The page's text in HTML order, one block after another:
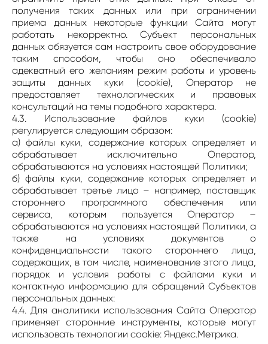
получения таких данных или при ограничении
приема данных некоторые функции Сайта могут
работать некорректно. Субъект персональных
данных обязуется сам настроить свое оборудование
таким способом, чтобы оно обеспечивало
адекватный его желаниям режим работы и уровень
защиты данных куки (cookie), Оператор не
предоставляет технологических и правовых
консультаций на темы подобного характера.
4.3. Использование файлов куки (cookie)
регулируется следующим образом:
а) файлы куки, содержание которых определяет и
обрабатывает исключительно Оператор,
обрабатываются на условиях настоящей Политики;
б) файлы куки, содержание которых определяет и
обрабатывает третье лицо – например, поставщик
стороннего программного обеспечения или
сервиса, которым пользуется Оператор –
обрабатываются на условиях настоящей Политики, а
также на условиях документов о
конфиденциальности такого стороннего лица,
содержащих, в том числе, наименование этого лица,
порядок и условия работы с файлами куки и
контактную информацию для обращений Субъектов
персональных данных:
4.4. Для аналитики использования Сайта Оператор
применяет сторонние инструменты, которые могут
использовать технологии cookie: Яндекс.Метрика.